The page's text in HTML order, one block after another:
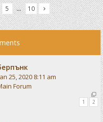
5 … 10
25, 2020 8:11 am
Forum
1 2